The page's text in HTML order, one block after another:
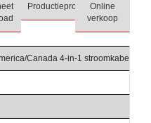
Productieproces Online
verkoop
Canada 4-in-1 stroomkabel